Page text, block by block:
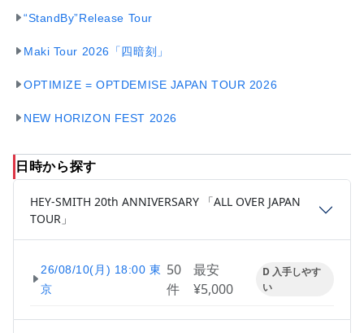
“StandBy”Release Tour
Maki Tour 2026「四暗刻」
OPTIMIZE = OPTDEMISE JAPAN TOUR 2026
NEW HORIZON FEST 2026
日時から探す
HEY-SMITH 20th ANNIVERSARY 「ALL OVER JAPAN
TOUR」
26/08/10(月) 18:00 東
京
50
件
最安
¥5,000
D 入手しやす
い